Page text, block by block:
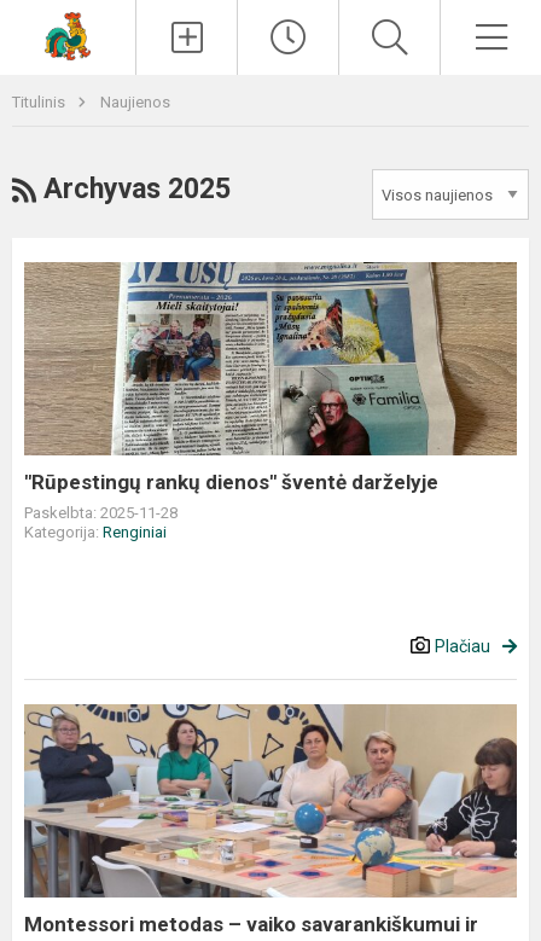
Titulinis Naujienos
RSS
Archyvas 2025
"Rūpestingų
rankų
dienos"
šventė
darželyje
"Rūpestingų rankų dienos" šventė darželyje
Paskelbta: 2025-11-28
Kategorija: Renginiai
Plačiau
Montessori
metodas
–
vaiko
savarankiškumui
kūrybiškumui...
Montessori metodas – vaiko savarankiškumui ir